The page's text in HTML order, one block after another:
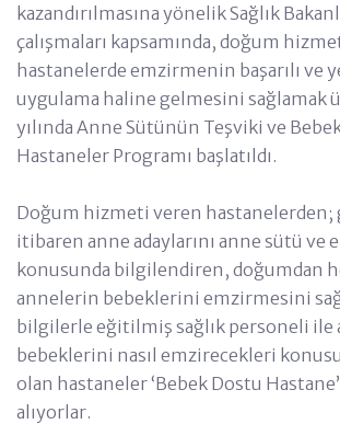
kazandırılmasına yönelik Sağlık
çalışmaları kapsamında, doğum
hastanelerde emzirmenin başarılı ve
uygulama haline gelmesini sağlamak
yılında Anne Sütünün Teşviki ve
Hastaneler Programı başlatıldı.
Doğum hizmeti veren
itibaren anne adaylarını anne sütü ve
konusunda bilgilendiren, doğumdan
annelerin bebeklerini emzirmesini
bilgilerle eğitilmiş sağlık personeli ile
bebeklerini nasıl emzirecekleri
olan hastaneler ‘Bebek Dostu
alıyorlar.